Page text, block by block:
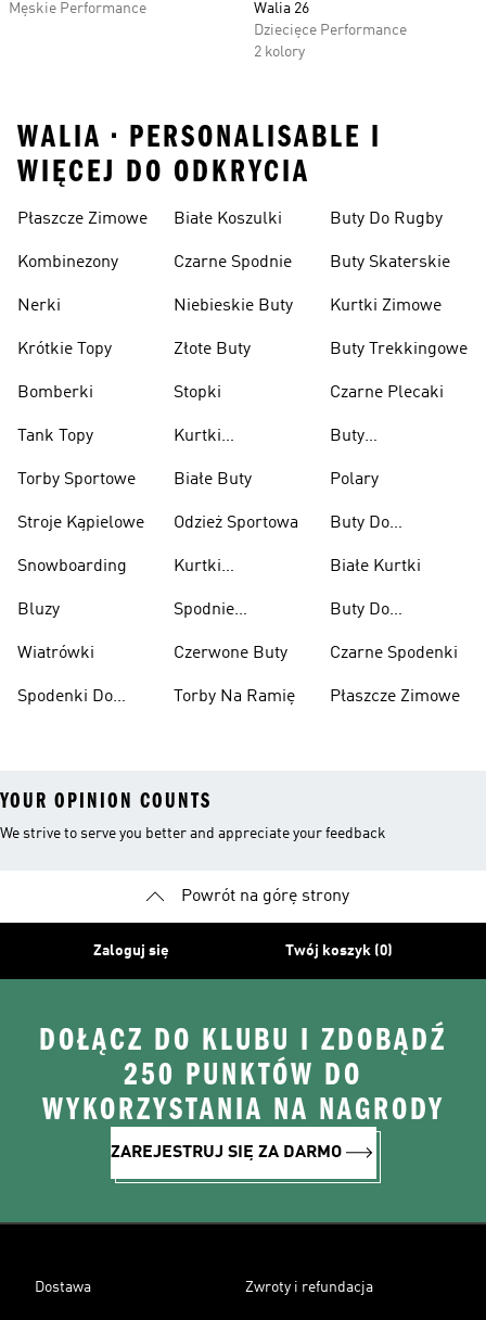
Męskie Performance
Walia 26
Dziecięce Performance
2 kolory
WALIA • PERSONALISABLE I
WIĘCEJ DO ODKRYCIA
Płaszcze Zimowe
Kombinezony
Nerki
Krótkie Topy
Bomberki
Tank Topy
Torby Sportowe
Stroje Kąpielowe
Snowboarding
Bluzy
Wiatrówki
Spodenki Do
Białe Koszulki
Czarne Spodnie
Niebieskie Buty
Złote Buty
Stopki
Kurtki
Białe Buty
Odzież Sportowa
Kurtki
Spodnie
Czerwone Buty
Torby Na Ramię
Buty Do Rugby
Buty Skaterskie
Kurtki Zimowe
Buty Trekkingowe
Czarne Plecaki
Buty
Polary
Buty Do
Ciężarów
Białe Kurtki
Buty Do
Czarne Spodenki
Płaszcze Zimowe
YOUR OPINION COUNTS
We strive to serve you better and appreciate your feedback
Powrót na górę strony
Zaloguj się Twój koszyk (0)
DOŁĄCZ DO KLUBU I ZDOBĄDŹ
250 PUNKTÓW DO
WYKORZYSTANIA NA NAGRODY
ZAREJESTRUJ SIĘ ZA DARMO
Dostawa Zwroty i refundacja